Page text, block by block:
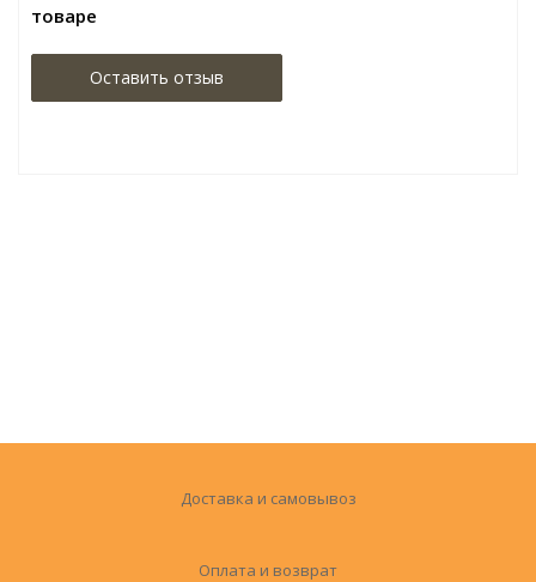
товаре
Оставить отзыв
Доставка и самовывоз
Оплата и возврат